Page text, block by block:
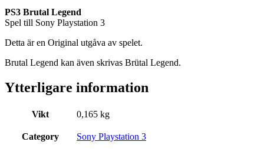
PS3 Brutal Legend
Spel till Sony Playstation 3
Detta är en Original utgåva av spelet.
Brutal Legend kan även skrivas Brütal Legend.
Ytterligare information
Vikt 0,165 kg
Category Sony Playstation 3